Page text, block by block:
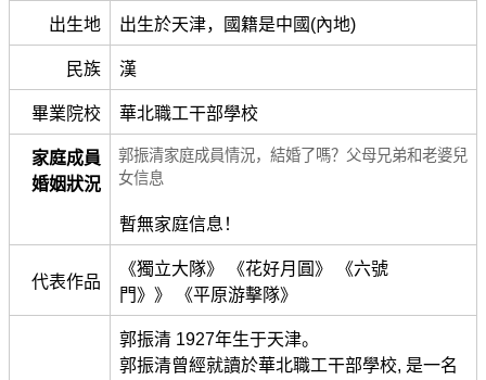
出生地 出生於天津，國籍是中國(內地)
民族 漢
畢業院校 華北職工干部學校
家庭成員
婚姻狀況
郭振清家庭成員情況，結婚了嗎？父母兄弟和老婆兒
女信息
暫無家庭信息！
代表作品
《獨立大隊》 《花好月圓》 《六號
門》》 《平原游擊隊》
郭振清 1927年生于天津。
郭振清曾經就讀於華北職工干部學校, 是一名